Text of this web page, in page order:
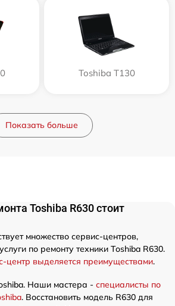
Toshiba T130
Показать больше
Toshiba R630 стоит
множество сервис-центров,
по ремонту техники Toshiba R630.
центр выделяется преимуществами.
Наши мастера - специалисты по
. Восстановить модель R630 для